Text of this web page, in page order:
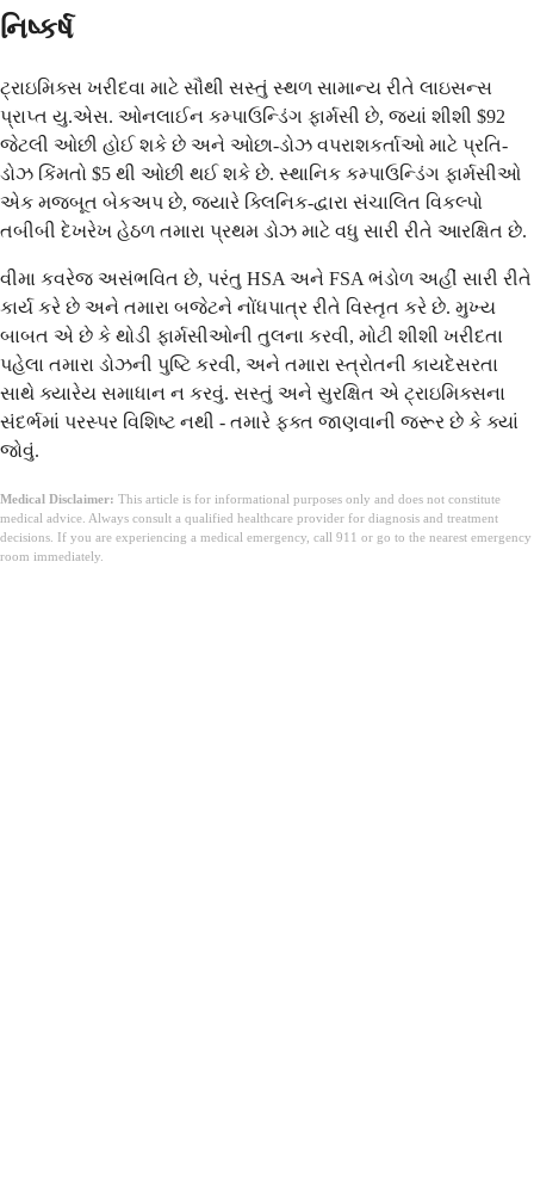
નિષ્કર્ષ
ટ્રાઇમિક્સ ખરીદવા માટે સૌથી સસ્તું સ્થળ સામાન્ય રીતે લાઇસન્સ
પ્રાપ્ત યુ.એસ. ઓનલાઈન કમ્પાઉન્ડિંગ ફાર્મસી છે, જ્યાં શીશી $92
જેટલી ઓછી હોઈ શકે છે અને ઓછા-ડોઝ વપરાશકર્તાઓ માટે પ્રતિ-
ડોઝ કિંમતો $5 થી ઓછી થઈ શકે છે. સ્થાનિક કમ્પાઉન્ડિંગ ફાર્મસીઓ
એક મજબૂત બેકઅપ છે, જ્યારે ક્લિનિક-દ્વારા સંચાલિત વિકલ્પો
તબીબી દેખરેખ હેઠળ તમારા પ્રથમ ડોઝ માટે વધુ સારી રીતે આરક્ષિત છે.
વીમા કવરેજ અસંભવિત છે, પરંતુ HSA અને FSA ભંડોળ અહીં સારી રીતે
કાર્ય કરે છે અને તમારા બજેટને નોંધપાત્ર રીતે વિસ્તૃત કરે છે. મુખ્ય
બાબત એ છે કે થોડી ફાર્મસીઓની તુલના કરવી, મોટી શીશી ખરીદતા
પહેલા તમારા ડોઝની પુષ્ટિ કરવી, અને તમારા સ્ત્રોતની કાયદેસરતા
સાથે ક્યારેય સમાધાન ન કરવું. સસ્તું અને સુરક્ષિત એ ટ્રાઇમિક્સના
સંદર્ભમાં પરસ્પર વિશિષ્ટ નથી - તમારે ફક્ત જાણવાની જરૂર છે કે ક્યાં
જોવું.
Medical Disclaimer: This article is for informational purposes only and does not constitute
medical advice. Always consult a qualified healthcare provider for diagnosis and treatment
decisions. If you are experiencing a medical emergency, call 911 or go to the nearest emergency
room immediately.